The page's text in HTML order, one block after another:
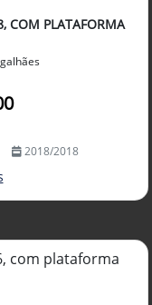
COM PLATAFORMA
2018/2018